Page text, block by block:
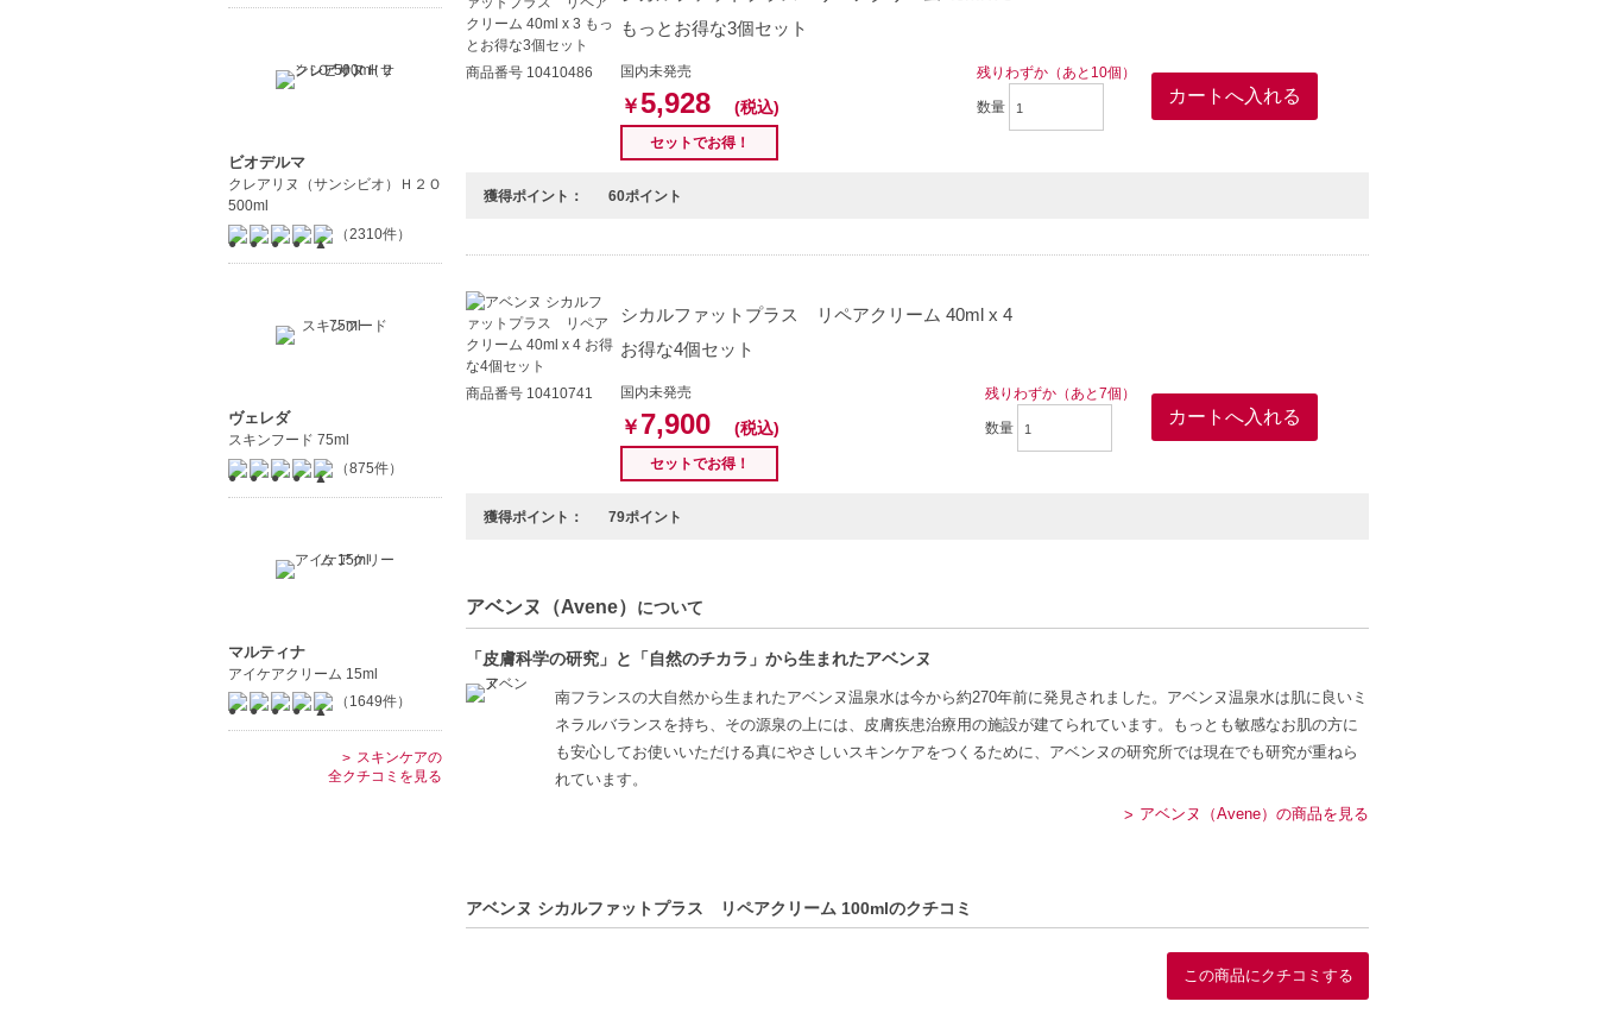
商品番号 10410486
もっとお得な3個セット
国内未発売
￥5,928 (税込)
セットでお得！
残りわずか（あと10個）
数量
獲得ポイント： 60ポイント
商品番号 10410741
シカルファットプラス リペアクリーム 40ml x 4
お得な4個セット
国内未発売
￥ 7,900 (税込)
セットでお得！
残りわずか（あと7個）
数量
獲得ポイント： 79ポイント
アベンヌ（Avene） について
「皮膚科学の研究」と「自然のチカラ」から生まれたアベンヌ
南フランスの大自然から生まれたアベンヌ温泉水は今から約270年前に発見されました。アベンヌ温泉水は肌に良いミ
ネラルバランスを持ち、その源泉の上には、皮膚疾患治療用の施設が建てられています。もっとも敏感なお肌の方に
も安心してお使いいただける真にやさしいスキンケアをつくるために、アベンヌの研究所では現在でも研究が重ねら
れています。
アベンヌ（Avene）の商品を見る
アベンヌ シカルファットプラス リペアクリーム 100mlのクチコミ
この商品にクチコミする
ビオデルマ
クレアリヌ（サンシビオ）Ｈ２Ｏ
500ml
（2310件）
ヴェレダ
スキンフード 75ml
（875件）
マルティナ
アイケアクリーム 15ml
（1649件）
スキンケアの
全クチコミを見る